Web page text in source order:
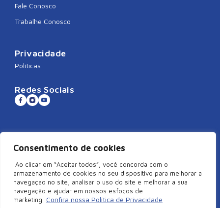
Consentimento de cookies
Ao clicar em “Aceitar todos”, você concorda com o
armazenamento de cookies no seu dispositivo para melhorar a
navegaçao no site, analisar o uso do site e melhorar a sua
navegação e ajudar em nossos esfoços de
marketing.
Confira nossa Política de Privacidade
Fale Conosco
Trabalhe Conosco
Privacidade
Políticas
Redes Sociais
Sistema CNDL
©2026 Câmara de Dirigentes Lojistas de São Miguel do Oeste/SC –
Todos Direitos Reservados | Rua Duque de Caxias, 920, Centro –